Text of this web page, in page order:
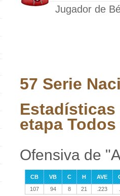
Jugador de
57 Serie
Estadísticas
etapa
Ofensiva de
CB VB C H AVE
107
94 8 21 .223